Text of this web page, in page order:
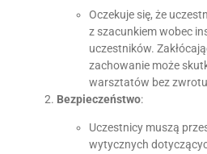
Oczekuje się, że
z szacunkiem wobec
uczestników.
zachowanie może
warsztatów bez
Bezpieczeństwo:
Uczestnicy muszą
wytycznych